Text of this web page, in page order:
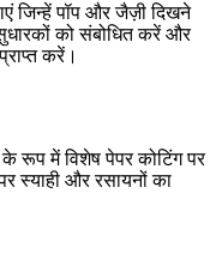
जिन्हें पॉप और जैज़ी दिखने
को संबोधित करें और
करें।
रूप में विशेष पेपर कोटिंग पर
स्याही और रसायनों का